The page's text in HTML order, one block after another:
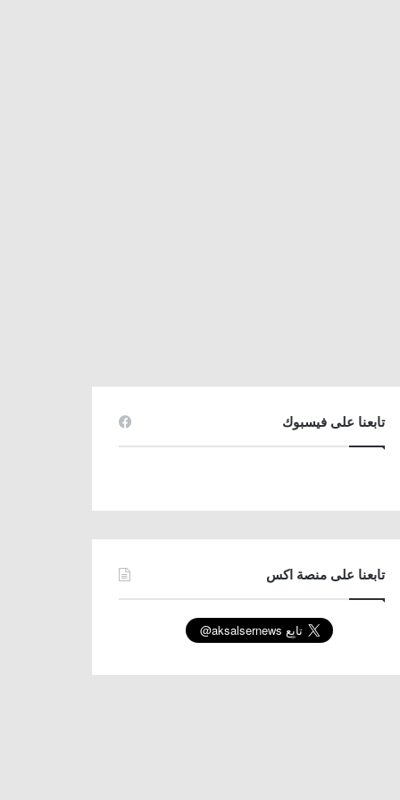
تابعنا على فيسبوك
تابعنا على منصة اكس